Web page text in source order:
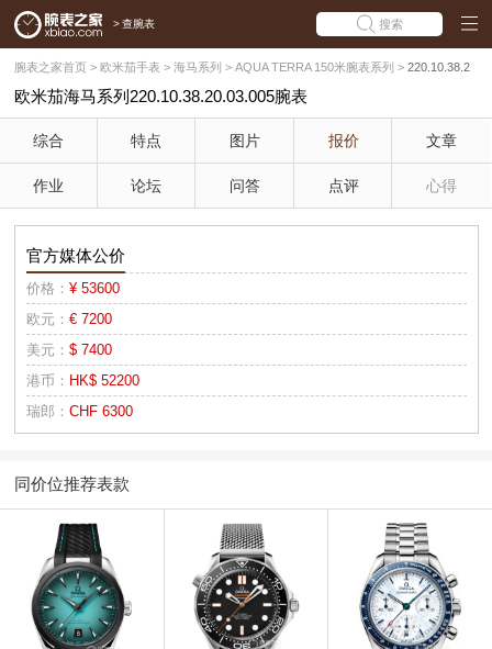
> 查腕表 搜索
腕表之家首页 > 欧米茄手表 > 海马系列 > AQUA TERRA 150米腕表系列 > 220.10.38.2
0.03.005(绿松石)
欧米茄海马系列220.10.38.20.03.005腕表
综合 特点 图片 报价 文章
作业 论坛 问答 点评 心得
官方媒体公价
价格： ¥ 53600
欧元： € 7200
美元： $ 7400
港币： HK$ 52200
瑞郎： CHF 6300
同价位推荐表款